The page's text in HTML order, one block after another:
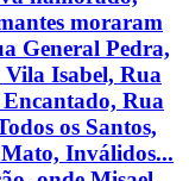
moraram
General Pedra,
Vila Isabel, Rua
Rua
os Santos,
Inválidos...